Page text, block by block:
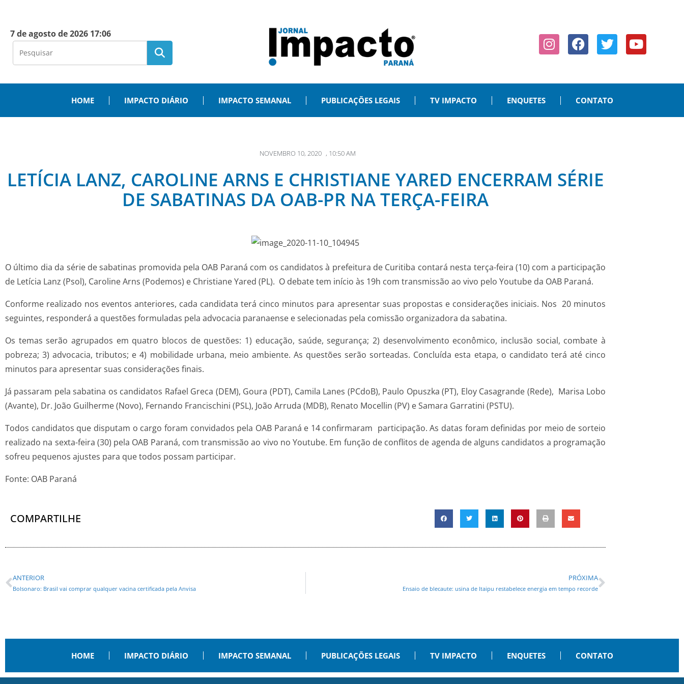
7 de agosto de 2026 17:06
HOME IMPACTO DIÁRIO IMPACTO SEMANAL PUBLICAÇÕES LEGAIS TV IMPACTO ENQUETES CONTATO
NOVEMBRO 10, 2020 , 10:50 AM
LETÍCIA LANZ, CAROLINE ARNS E CHRISTIANE YARED ENCERRAM SÉRIE
DE SABATINAS DA OAB-PR NA TERÇA-FEIRA
O último dia da série de sabatinas promovida pela OAB Paraná com os candidatos à prefeitura de Curitiba contará nesta terça-feira (10) com a participação
de Letícia Lanz (Psol), Caroline Arns (Podemos) e Christiane Yared (PL). O debate tem início às 19h com transmissão ao vivo pelo Youtube da OAB Paraná.
Conforme realizado nos eventos anteriores, cada candidata terá cinco minutos para apresentar suas propostas e considerações iniciais. Nos 20 minutos
seguintes, responderá a questões formuladas pela advocacia paranaense e selecionadas pela comissão organizadora da sabatina.
Os temas serão agrupados em quatro blocos de questões: 1) educação, saúde, segurança; 2) desenvolvimento econômico, inclusão social, combate à
pobreza; 3) advocacia, tributos; e 4) mobilidade urbana, meio ambiente. As questões serão sorteadas. Concluída esta etapa, o candidato terá até cinco
minutos para apresentar suas considerações finais.
Já passaram pela sabatina os candidatos Rafael Greca (DEM), Goura (PDT), Camila Lanes (PCdoB), Paulo Opuszka (PT), Eloy Casagrande (Rede), Marisa Lobo
(Avante), Dr. João Guilherme (Novo), Fernando Francischini (PSL), João Arruda (MDB), Renato Mocellin (PV) e Samara Garratini (PSTU).
Todos candidatos que disputam o cargo foram convidados pela OAB Paraná e 14 confirmaram participação. As datas foram definidas por meio de sorteio
realizado na sexta-feira (30) pela OAB Paraná, com transmissão ao vivo no Youtube. Em função de conflitos de agenda de alguns candidatos a programação
sofreu pequenos ajustes para que todos possam participar.
Fonte: OAB Paraná
COMPARTILHE
ANTERIOR
Bolsonaro: Brasil vai comprar qualquer vacina certificada pela Anvisa
PRÓXIMA
Ensaio de blecaute: usina de Itaipu restabelece energia em tempo recorde
HOME IMPACTO DIÁRIO IMPACTO SEMANAL PUBLICAÇÕES LEGAIS TV IMPACTO ENQUETES CONTATO